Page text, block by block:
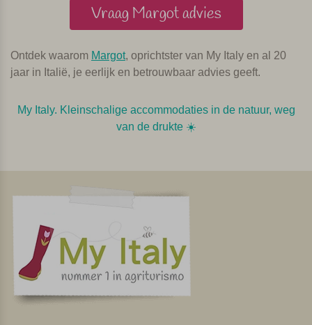
Vraag Margot advies
Ontdek waarom Margot, oprichtster van My Italy en al 20
jaar in Italië, je eerlijk en betrouwbaar advies geeft.
My Italy. Kleinschalige accommodaties in de natuur, weg
van de drukte ☀️️